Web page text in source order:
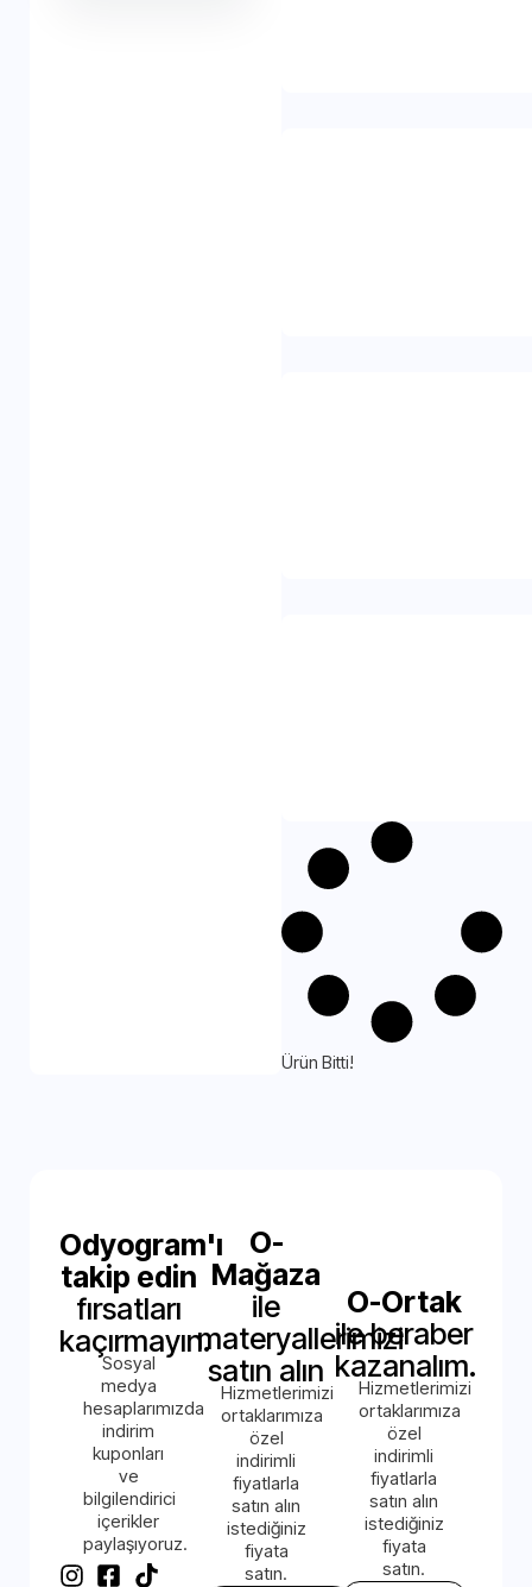
Ürün Bitti!
Odyogram'ı
takip edin
fırsatları
kaçırmayın.
Sosyal
medya
hesaplarımızda
indirim
kuponları
ve
bilgilendirici
içerikler
paylaşıyoruz.
O-
Mağaza
ile
materyallerimizi
satın alın
Hizmetlerimizi
ortaklarımıza
özel
indirimli
fiyatlarla
satın alın
istediğiniz
fiyata
satın.
O-Ortak
ile beraber
kazanalım.
Hizmetlerimizi
ortaklarımıza
özel
indirimli
fiyatlarla
satın alın
istediğiniz
fiyata
satın.